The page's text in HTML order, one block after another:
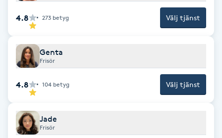
Friskvård
Friskvårdsmassage
Funktionsanalys
Färgning
4.8 273 betyg Välj tjänst
Genta
Frisör
4.8 104 betyg Välj tjänst
Jade
Frisör